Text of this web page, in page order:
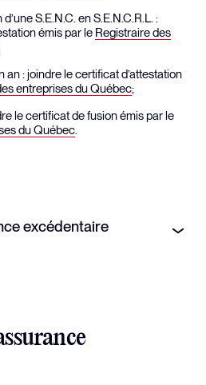
S.E.N.C. en S.E.N.C.R.L. :
émis par le Registraire des
an : joindre le certificat d’attestation
entreprises du Québec;
le certificat de fusion émis par le
du Québec.
excédentaire